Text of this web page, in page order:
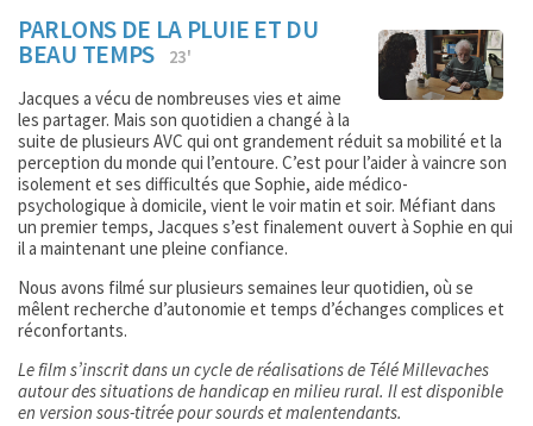
PARLONS DE LA PLUIE ET DU
BEAU TEMPS 23'
Jacques a vécu de nombreuses vies et aime
les partager. Mais son quotidien a changé à la
suite de plusieurs AVC qui ont grandement réduit sa mobilité et la
perception du monde qui l’entoure. C’est pour l’aider à vaincre son
isolement et ses difficultés que Sophie, aide médico-
psychologique à domicile, vient le voir matin et soir. Méfiant dans
un premier temps, Jacques s’est finalement ouvert à Sophie en qui
il a maintenant une pleine confiance.
Nous avons filmé sur plusieurs semaines leur quotidien, où se
mêlent recherche d’autonomie et temps d’échanges complices et
réconfortants.
Le film s’inscrit dans un cycle de réalisations de Télé Millevaches
autour des situations de handicap en milieu rural. Il est disponible
en version sous-titrée pour sourds et malentendants.